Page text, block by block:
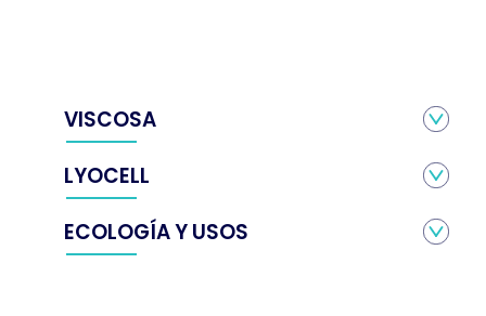
VISCOSA
LYOCELL
ECOLOGÍA Y USOS